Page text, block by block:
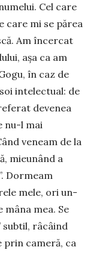
Cel care
care mi se părea
Am încercat
așa ca am
în caz de
intelectual: de
devenea
nu-l mai
ve­neam de la
mieunând a
Dormeam
mele, ori un­
mâna mea. Se
subtil, râcâind
prin cameră, ca